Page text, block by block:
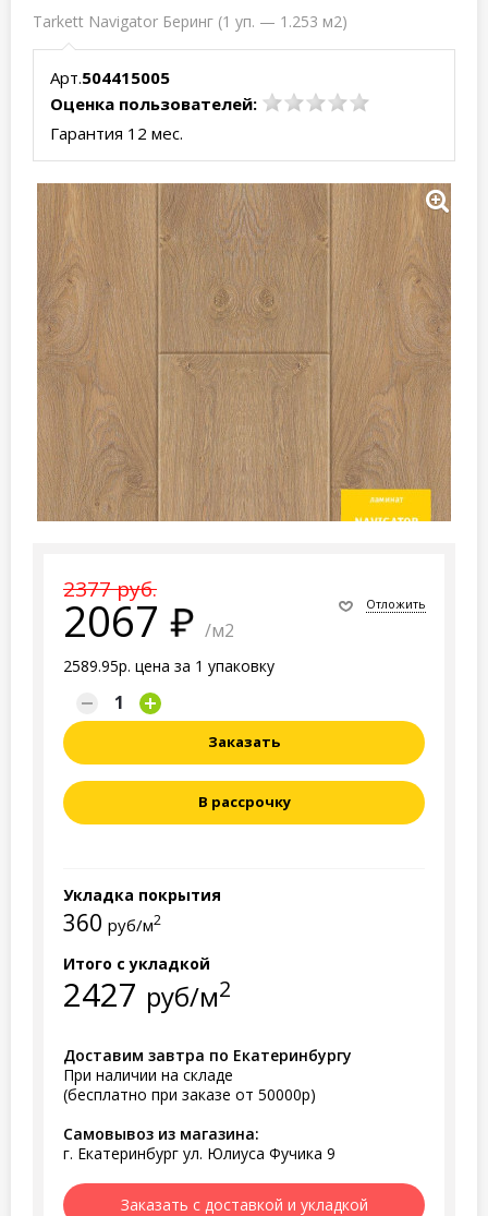
Tarkett Navigator Беринг (1 уп. — 1.253 м2)
Арт.504415005
Оценка пользователей:
Гарантия 12 мес.
2377 руб.
2067 /м2
2589.95р. цена за 1 упаковку
Отложить
Заказать
В рассрочку
Укладка покрытия
360 руб/м2
Итого с укладкой
2427 руб/м2
Доставим завтра по Екатеринбургу
При наличии на складе
(бесплатно при заказе от 50000р)
Самовывоз из магазина:
г. Екатеринбург ул. Юлиуса Фучика 9
Заказать с доставкой и укладкой